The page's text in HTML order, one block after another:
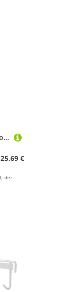
Gralara Tennisschläger Als Profi Erwachsenenschläger Und Einzel Sportgerät mit Rutschfestem Griff für Sicheren Halt für Lange Spiele Im Freien Oder in Der Hal, Rosa
25,69 €
der